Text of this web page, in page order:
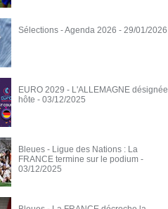
Sélections - Agenda 2026 - 29/01/2026
EURO 2029 - L'ALLEMAGNE désignée
hôte - 03/12/2025
Bleues - Ligue des Nations : La
FRANCE termine sur le podium -
03/12/2025